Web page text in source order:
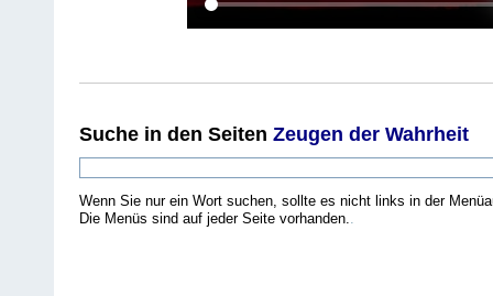
Suche in den Seiten Zeugen der Wahrheit
Wenn Sie nur ein Wort suchen, sollte es nicht links in der
Die Menüs sind auf jeder Seite vorhanden.